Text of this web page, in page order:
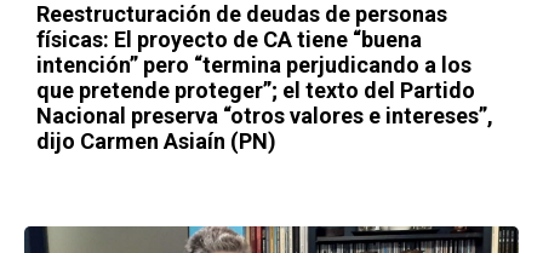
Reestructuración de deudas de personas
físicas: El proyecto de CA tiene “buena
intención” pero “termina perjudicando a los
que pretende proteger”; el texto del Partido
Nacional preserva “otros valores e intereses”,
dijo Carmen Asiaín (PN)